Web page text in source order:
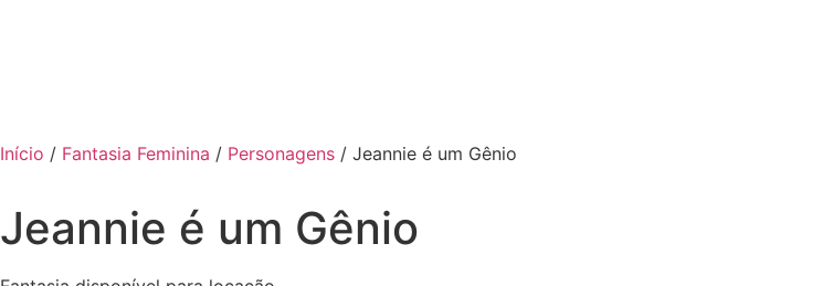
Início / Fantasia Feminina / Personagens / Jeannie é um Gênio
Jeannie é um Gênio